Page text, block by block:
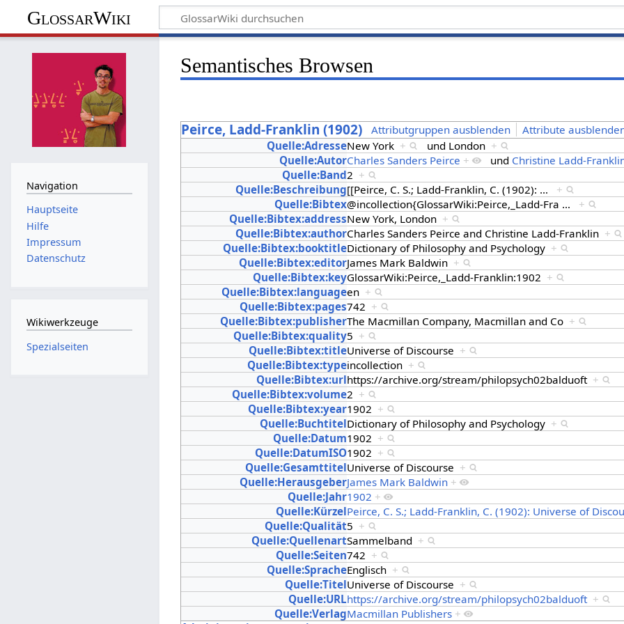
GlossarWiki
Semantisches Browsen
Peirce, Ladd-Franklin (1902) Attributgruppen ausblenden
Attribute
Quelle:AdresseNew York + und London +
Quelle:AutorCharles Sanders Peirce + und Christine Ladd-
Quelle:Band2 +
Quelle:Beschreibung[[Peirce, C. S.; Ladd-Franklin, C. (1902): …
+
Quelle:Bibtex@incollection{GlossarWiki:Peirce,_Ladd-Fra …
+
Quelle:Bibtex:addressNew York, London +
Quelle:Bibtex:authorCharles Sanders Peirce and Christine Ladd-Franklin +
Quelle:Bibtex:booktitleDictionary of Philosophy and Psychology +
Quelle:Bibtex:editorJames Mark Baldwin +
Quelle:Bibtex:keyGlossarWiki:Peirce,_Ladd-Franklin:1902 +
Quelle:Bibtex:languageen +
Quelle:Bibtex:pages742 +
Quelle:Bibtex:publisherThe Macmillan Company, Macmillan and Co +
Quelle:Bibtex:quality5 +
Quelle:Bibtex:titleUniverse of Discourse +
Quelle:Bibtex:typeincollection +
Quelle:Bibtex:urlhttps://archive.org/stream/philopsych02balduoft +
Quelle:Bibtex:volume2 +
Quelle:Bibtex:year1902 +
Quelle:BuchtitelDictionary of Philosophy and Psychology +
Quelle:Datum1902 +
Quelle:DatumISO1902 +
Quelle:GesamttitelUniverse of Discourse +
Quelle:HerausgeberJames Mark Baldwin +
Quelle:Jahr1902 +
Quelle:KürzelPeirce, C. S.; Ladd-Franklin, C. (1902): Universe of
Quelle:Qualität5 +
Quelle:QuellenartSammelband +
Quelle:Seiten742 +
Quelle:SpracheEnglisch +
Quelle:TitelUniverse of Discourse +
Quelle:URLhttps://archive.org/stream/philopsych02balduoft +
Quelle:VerlagMacmillan Publishers +
Navigation
Hauptseite
Hilfe
Impressum
Datenschutz
Wikiwerkzeuge
Spezialseiten